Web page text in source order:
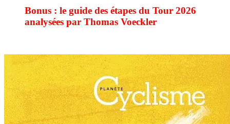
Bonus : le guide des étapes du Tour 2026
analysées par Thomas Voeckler